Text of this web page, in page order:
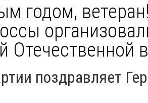
годом,
Отечественной
поздравляет